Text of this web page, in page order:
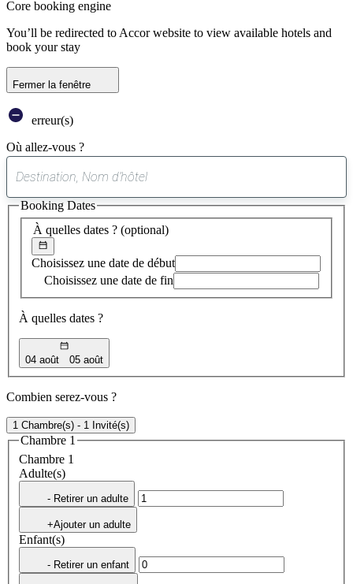
Core booking engine
You’ll be redirected to Accor website to view available hotels and
book your stay
Fermer la fenêtre
erreur(s)
Où allez-vous ?
suggestion
trouvée
À quelles dates ? (optional)
Choisissez une date de début
Choisissez une date de fin
À quelles dates ?
04 août 05 août
Booking Dates
Combien serez-vous ?
1 Chambre(s) - 1 Invité(s)
Chambre 1
Chambre 1
Adulte(s)
- Retirer un adulte
+Ajouter un adulte
Enfant(s)
- Retirer un enfant